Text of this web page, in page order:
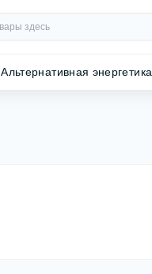
Альтернативная энергетика